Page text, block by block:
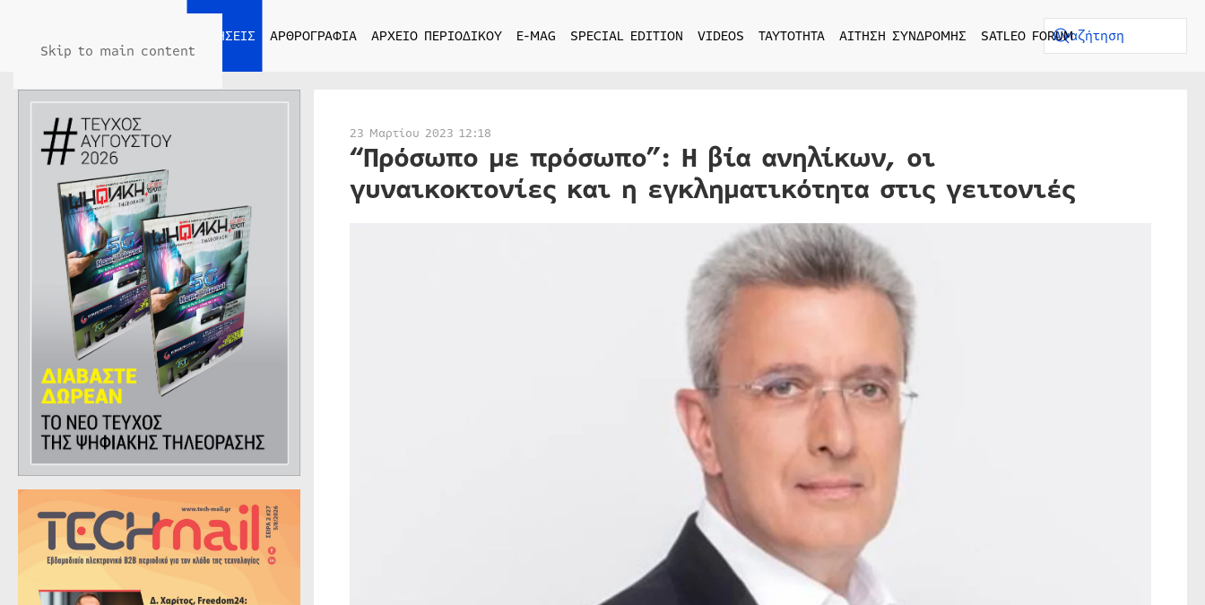
Skip to main content
ΕΙΔΗΣΕΙΣ ΑΡΘΡΟΓΡΑΦΙΑ ΑΡΧΕΙΟ ΠΕΡΙΟΔΙΚΟΥ E-MAG SPECIAL EDITION VIDEOS ΤΑΥΤΟΤΗΤΑ ΑΙΤΗΣΗ ΣΥΝΔΡΟΜΗΣ SATLEO FORUM
23 Μαρτίου 2023 12:18
“Πρόσωπο με πρόσωπο”: Η βία ανηλίκων, οι
γυναικοκτονίες και η εγκληματικότητα στις γειτονιές